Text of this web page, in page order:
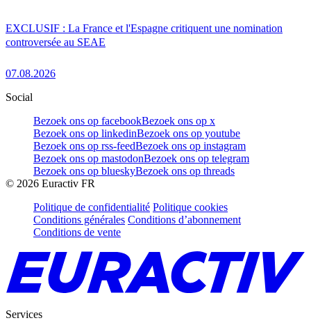
EXCLUSIF : La France et l'Espagne critiquent une nomination
controversée au SEAE
07.08.2026
Social
Bezoek ons op facebookBezoek ons op x
Bezoek ons op linkedinBezoek ons op youtube
Bezoek ons op rss-feedBezoek ons op instagram
Bezoek ons op mastodonBezoek ons op telegram
Bezoek ons op blueskyBezoek ons op threads
© 2026 Euractiv FR
Politique de confidentialité Politique cookies
Conditions générales Conditions d’abonnement
Conditions de vente
Services